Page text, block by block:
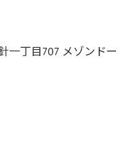
一丁目707 メゾンドー